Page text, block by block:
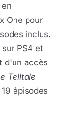
One pour
inclus.
PS4 et
d'un accès
Telltale
épisodes